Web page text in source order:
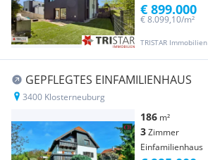
TRISTAR Immobilien
€ 8.099,10/m²
€ 899.000
GEPFLEGTES EINFAMILIENHAUS
3400 Klosterneuburg
186 m²
3Zimmer
Einfamilienhaus